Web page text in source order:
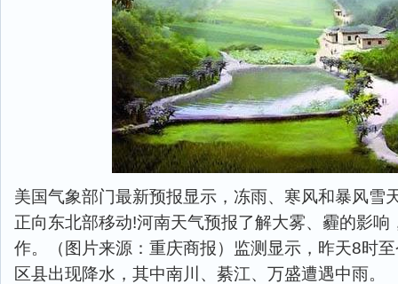
美国气象部门最新预报显示，冻雨、寒风和暴风雪
正向东北部移动!河南天气预报了解大雾、霾的影
作。（图片来源：重庆商报）监测显示，昨天8时
区县出现降水，其中南川、綦江、万盛遭遇中雨。